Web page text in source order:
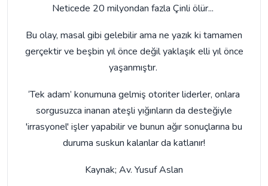
Neticede 20 milyondan fazla Çinli ölür...
Bu olay, masal gibi gelebilir ama ne yazık ki tamamen
gerçektir ve beşbin yıl önce değil yaklaşık elli yıl önce
yaşanmıştır.
‘Tek adam’ konumuna gelmiş otoriter liderler, onlara
sorgusuzca inanan ateşli yığınların da desteğiyle
'irrasyonel' işler yapabilir ve bunun ağır sonuçlarına bu
duruma suskun kalanlar da katlanır!
Kaynak; Av. Yusuf Aslan